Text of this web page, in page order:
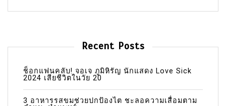
Recent Posts
ช็อกแฟนคลับ! จอเจ ภูมิหิรัญ นักแสดง Love Sick
2024 เสียชีวิตในวัย 20
3 อาหารรสขมช่วยปกป้องไต ชะลอความเสื่อมตาม